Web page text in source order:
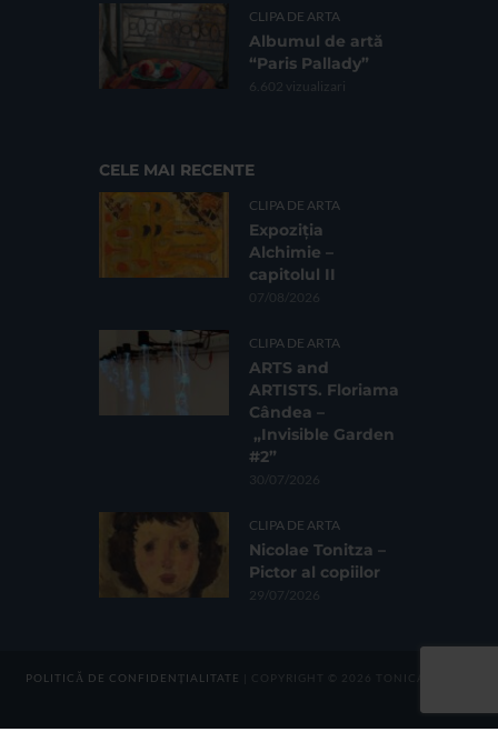
CLIPA DE ARTA
Albumul de artă
“Paris Pallady”
6.602 vizualizari
CELE MAI RECENTE
CLIPA DE ARTA
Expoziția
Alchimie –
capitolul II
07/08/2026
CLIPA DE ARTA
ARTS and
ARTISTS. Floriama
Cândea –
„Invisible Garden
#2”
30/07/2026
CLIPA DE ARTA
Nicolae Tonitza –
Pictor al copiilor
29/07/2026
POLITICĂ DE CONFIDENȚIALITATE | COPYRIGHT © 2026 TONICA GROUP